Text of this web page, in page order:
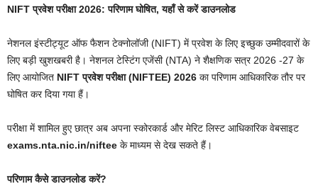
NIFT प्रवेश परीक्षा 2026: परिणाम घोषित, यहाँ से करें डाउनलोड
नेशनल इंस्टीट्यूट ऑफ फैशन टेक्नोलॉजी (NIFT) में प्रवेश के लिए इच्छुक उम्मीदवारों के
लिए बड़ी खुशखबरी है। नेशनल टेस्टिंग एजेंसी (NTA) ने शैक्षणिक सत्र 2026 -27 के
लिए आयोजित NIFT प्रवेश परीक्षा (NIFTEE) 2026 का परिणाम आधिकारिक तौर पर
घोषित कर दिया गया हैं।
परीक्षा में शामिल हुए छात्र अब अपना स्कोरकार्ड और मेरिट लिस्ट आधिकारिक वेबसाइट
exams.nta.nic.in/niftee के माध्यम से देख सकते हैं।
परिणाम कैसे डाउनलोड करें?